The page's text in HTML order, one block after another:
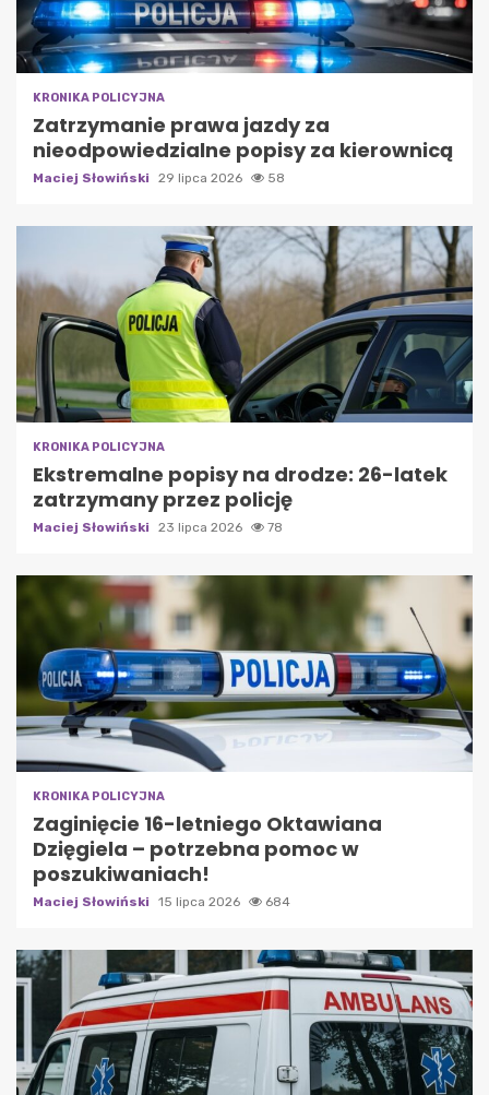
KRONIKA POLICYJNA
Zatrzymanie prawa jazdy za
nieodpowiedzialne popisy za kierownicą
Maciej Słowiński 29 lipca 2026 58
KRONIKA POLICYJNA
Ekstremalne popisy na drodze: 26-latek
zatrzymany przez policję
Maciej Słowiński 23 lipca 2026 78
KRONIKA POLICYJNA
Zaginięcie 16-letniego Oktawiana
Dzięgiela – potrzebna pomoc w
poszukiwaniach!
Maciej Słowiński 15 lipca 2026 684